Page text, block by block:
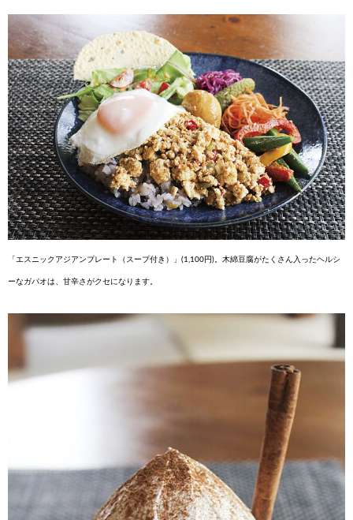
「エスニックアジアンプレート（スープ付き）」(1,100円)。木綿豆腐がたくさん入ったヘルシ
ーなガパオは、甘辛さがクセになります。